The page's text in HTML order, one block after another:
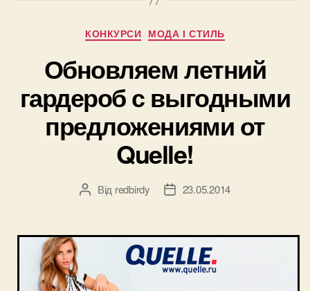
Категорії
КОНКУРСИ МОДА І СТИЛЬ
Обновляем летний
гардероб с выгодными
предложениями от
Quelle!
Автор
Від redbirdy
Дата23.05.2014